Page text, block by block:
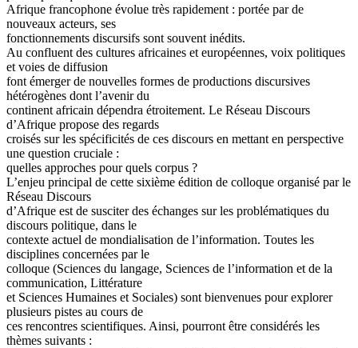
Afrique francophone évolue très rapidement : portée par de
nouveaux acteurs, ses
fonctionnements discursifs sont souvent inédits.
Au confluent des cultures africaines et européennes, voix politiques
et voies de diffusion
font émerger de nouvelles formes de productions discursives
hétérogènes dont l’avenir du
continent africain dépendra étroitement. Le Réseau Discours
d’Afrique propose des regards
croisés sur les spécificités de ces discours en mettant en perspective
une question cruciale :
quelles approches pour quels corpus ?
L’enjeu principal de cette sixième édition de colloque organisé par le
Réseau Discours
d’Afrique est de susciter des échanges sur les problématiques du
discours politique, dans le
contexte actuel de mondialisation de l’information. Toutes les
disciplines concernées par le
colloque (Sciences du langage, Sciences de l’information et de la
communication, Littérature
et Sciences Humaines et Sociales) sont bienvenues pour explorer
plusieurs pistes au cours de
ces rencontres scientifiques. Ainsi, pourront être considérés les
thèmes suivants :